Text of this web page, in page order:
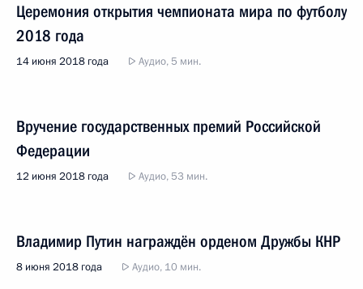
Церемония открытия чемпионата мира по футболу
2018 года
14 июня 2018 года Аудио, 5 мин.
Вручение государственных премий Российской
Федерации
12 июня 2018 года Аудио, 53 мин.
Владимир Путин награждён орденом Дружбы КНР
8 июня 2018 года Аудио, 10 мин.